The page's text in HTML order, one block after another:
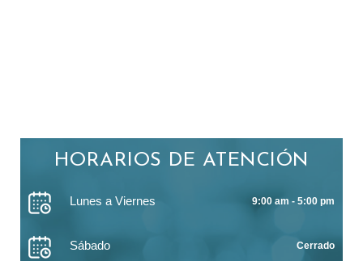
HORARIOS DE ATENCIÓN
Lunes a Viernes 9:00 am - 5:00 pm
Sábado Cerrado